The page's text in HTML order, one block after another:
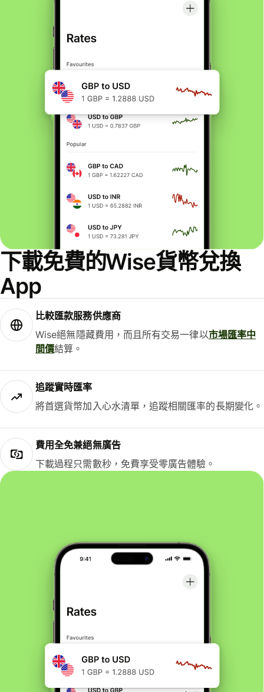
下載免費的Wise貨幣兌換
App
比較匯款服務供應商
Wise絕無隱藏費用，而且所有交易一律以市場匯率中
間價結算。
追蹤實時匯率
將首選貨幣加入心水清單，追蹤相關匯率的長期變化。
費用全免兼絕無廣告
下載過程只需數秒，免費享受零廣告體驗。